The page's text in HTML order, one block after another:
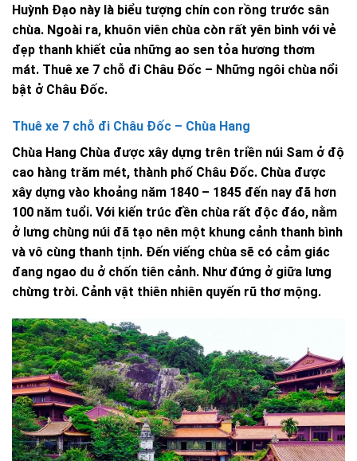
Huỳnh Đạo này là biểu tượng chín con rồng trước sân
chùa. Ngoài ra, khuôn viên chùa còn rất yên bình với vẻ
đẹp thanh khiết của những ao sen tỏa hương thơm
mát. Thuê xe 7 chỗ đi Châu Đốc – Những ngôi chùa nổi
bật ở Châu Đốc.
Thuê xe 7 chỗ đi Châu Đốc – Chùa Hang
Chùa Hang Chùa được xây dựng trên triền núi Sam ở độ
cao hàng trăm mét, thành phố Châu Đốc. Chùa được
xây dựng vào khoảng năm 1840 – 1845 đến nay đã hơn
100 năm tuổi. Với kiến trúc đền chùa rất độc đáo, nằm
ở lưng chùng núi đã tạo nên một khung cảnh thanh bình
và vô cùng thanh tịnh. Đến viếng chùa sẽ có cảm giác
đang ngao du ở chốn tiên cảnh. Như đứng ở giữa lưng
chừng trời. Cảnh vật thiên nhiên quyến rũ thơ mộng.